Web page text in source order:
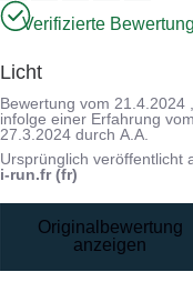
Verifizierte
Licht
Bewertung vom 21.4.2024
infolge einer Erfahrung
27.3.2024 durchA.A.
Ursprünglich veröffentlicht
i-run.fr (fr)
Originalbewertung
anzeigen